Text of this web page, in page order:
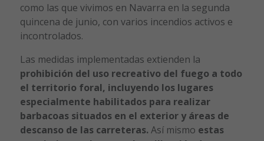
como las que vivimos en Navarra en la segunda
quincena de junio, con varios incendios activos e
incontrolados.
Las medidas implementadas extienden la
prohibición del uso recreativo del fuego a todo
el territorio foral, incluyendo los lugares
especialmente habilitados para realizar
barbacoas situados en el exterior y áreas de
descanso de las carreteras. Así mismo estas